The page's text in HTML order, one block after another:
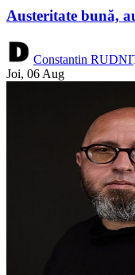
Austeritate bună,
Constantin
Joi, 06 Aug